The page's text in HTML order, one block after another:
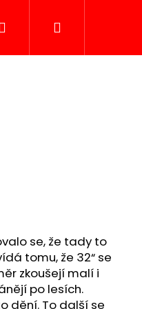
PřihlášeníNákupní
se, že tady to
tomu, že 32“ se
zkoušejí malí i
po lesích.
dění. To další se
Následující